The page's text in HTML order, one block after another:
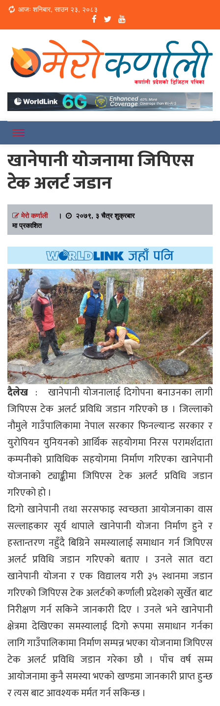
Loading...
आजः शनिबार, साउन २३, २०८३
Merokarnali
खानेपानी योजनामा जिपिएस
टेक अलर्ट जडान
मेरो कर्णाली।
२०७९, ३ चैत्र शुक्रबार
मा प्रकाशित
दैलेख : खानेपानी योजनालाई दिगोपना बनाउनका लागी
जिपिएस टेक अलर्ट प्रविधि जडान गरिएको छ । जिल्लाको
नौमुले गाउँपालिकामा नेपाल सरकार फिनल्यान्ड सरकार र
युरोपियन युनियनको आर्थिक सहयोगमा निरस परामर्शदाता
कम्पनीको प्राविधिक सहयोगमा निर्माण गरिएका खानेपानी
योजनाको ट्याङ्कीमा जिपिएस टेक अलर्ट प्रविधि जडान
गरिएको हो ।
दिगो खानेपानी तथा सरसफाइ स्वच्छता आयोजनाका वास
सल्लाहकार सूर्य थापाले खानेपानी योजना निर्माण हुने र
हस्तान्तरण नहुँदै बिग्रिने समस्यालाई समाधान गर्न जिपिएस
अलर्ट प्रविधि जडान गरिएको बताए । उनले सात वटा
खानेपानी योजना र एक विद्यालय गरी ३५ स्थानमा जडान
गरिएको जिपिएस टेक अलर्टको कर्णाली प्रदेशको सुर्खेत बाट
निरीक्षण गर्न सकिने जानकारी दिए । उनले भने खानेपानी
क्षेत्रमा देखिएका समस्यालाई दिगो रूपमा समाधान गर्नका
लागि गाउँपालिकामा निर्माण सम्पन्न भएका योजनामा जिपिएस
टेक अलर्ट प्रविधि जडान गरेका छौ । पाँच वर्ष सम्म
आयोजनामा कुनै समस्या भएको खण्डमा जानकारी प्राप्त हुन्छ
र त्यस बाट आवश्यक मर्मत गर्न सकिन्छ ।